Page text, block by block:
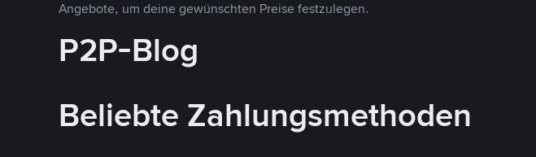
Angebote, um deine gewünschten Preise festzulegen.
P2P-Blog
Beliebte Zahlungsmethoden